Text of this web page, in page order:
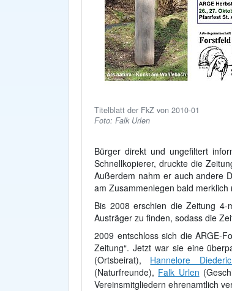
Titelblatt der FkZ von 2010-01
Foto: Falk Urlen
Bürger direkt und ungefiltert
Schnellkopierer, druckte die
Außerdem nahm er auch andere
am Zusammenlegen bald merklich
Bis 2008 erschien die Zeitung
Austräger zu finden, sodass die
2009 entschloss sich die ARGE-
Zeitung“. Jetzt war sie eine
(Ortsbeirat), Hannelore
(Naturfreunde), Falk Urlen
Vereinsmitgliedern ehrenamtlich